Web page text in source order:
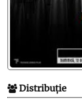
Distribuție